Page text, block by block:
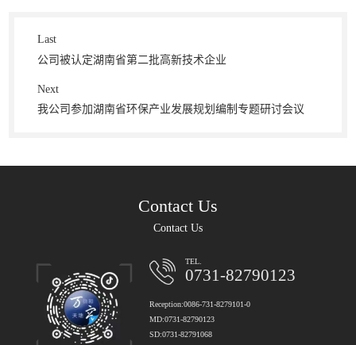
Last
公司被认定湖南省第二批高新技术企业
Next
我公司参加湖南省环保产业发展规划编制专题研讨会议
Contact Us
Contact Us
TEL.
0731-82790123
Reception:0086-731-8279101-0
MD:0731-82790123
SD:0731-82791068